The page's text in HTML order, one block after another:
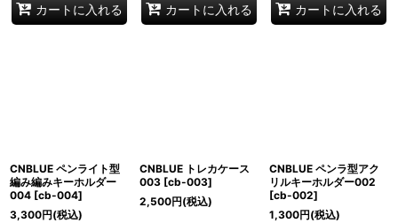
カートに入れる カートに入れる カートに入れる
CNBLUE ペンライト型
編み編みキーホルダー
004 [cb-004]
3,300円(税込)
CNBLUE トレカケース
003 [cb-003]
2,500円(税込)
CNBLUE ペンラ型アク
リルキーホルダー002
[cb-002]
1,300円(税込)